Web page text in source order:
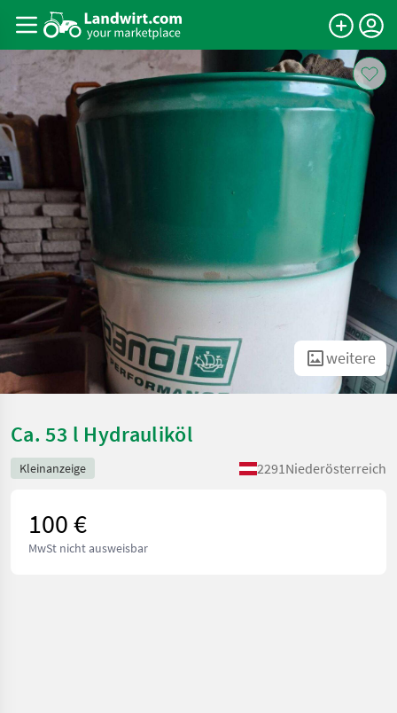
weitere
Ca. 53 l Hydrauliköl
Kleinanzeige 2291Niederösterreich
100 €
MwSt nicht ausweisbar